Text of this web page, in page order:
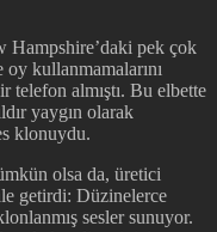
Hampshire’daki pek çok
oy kullanmamalarını
telefon almıştı. Bu elbette
yaygın olarak
klonuydu.
olsa da, üretici
getirdi: Düzinelerce
sesler sunuyor.